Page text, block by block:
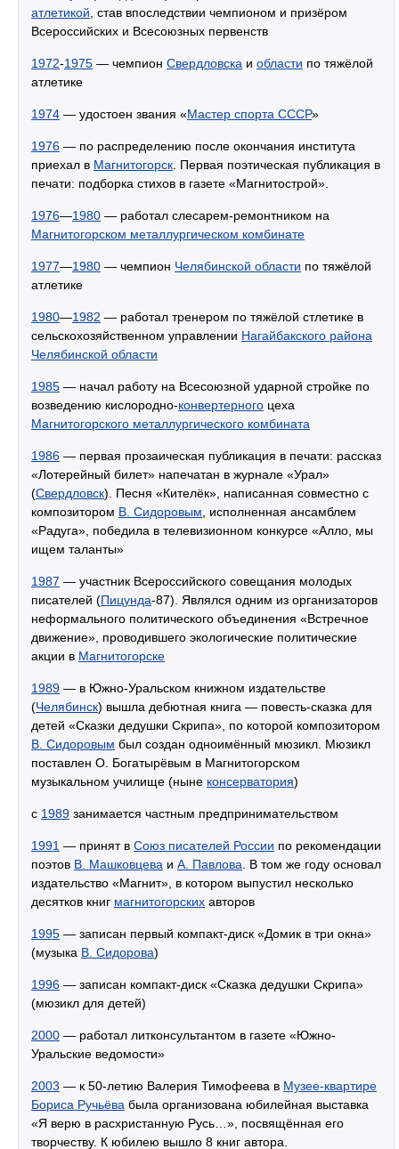
атлетикой , став впоследствии чемпионом и призёром
Всероссийских и Всесоюзных первенств
1972-1975 — чемпион Свердловска и области по тяжёлой
атлетике
1974 — удостоен звания «Мастер спорта СССР»
1976 — по распределению после окончания института
приехал в Магнитогорск . Первая поэтическая публикация в
печати: подборка стихов в газете «Магнитострой».
1976—1980 — работал слесарем-ремонтником на
Магнитогорском металлургическом комбинате
1977—1980 — чемпион Челябинской области по тяжёлой
атлетике
1980—1982 — работал тренером по тяжёлой стлетике в
сельскохозяйственном управлении Нагайбакского района
Челябинской области
1985 — начал работу на Всесоюзной ударной стройке по
возведению кислородно-конвертерного цеха
Магнитогорского металлургического комбината
1986 — первая прозаическая публикация в печати: рассказ
«Лотерейный билет» напечатан в журнале «Урал»
(Свердловск). Песня «Кителёк», написанная совместно с
композитором В. Сидоровым , исполненная ансамблем
«Радуга», победила в телевизионном конкурсе «Алло, мы
ищем таланты»
1987 — участник Всероссийского совещания молодых
писателей (Пицунда-87). Являлся одним из организаторов
неформального политического объединения «Встречное
движение», проводившего экологические политические
акции в Магнитогорске
1989 — в Южно-Уральском книжном издательстве
(Челябинск) вышла дебютная книга — повесть-сказка для
детей «Сказки дедушки Скрипа», по которой композитором
В. Сидоровым был создан одноимённый мюзикл. Мюзикл
поставлен О. Богатырёвым в Магнитогорском
музыкальном училище (ныне консерватория)
с 1989 занимается частным предпринимательством
1991 — принят в Союз писателей России по рекомендации
поэтов В. Машковцева и А. Павлова . В том же году основал
издательство «Магнит», в котором выпустил несколько
десятков книг магнитогорских авторов
1995 — записан первый компакт-диск «Домик в три окна»
(музыка В. Сидорова)
1996 — записан компакт-диск «Сказка дедушки Скрипа»
(мюзикл для детей)
2000 — работал литконсультантом в газете «Южно-
Уральские ведомости»
2003 — к 50-летию Валерия Тимофеева в Музее-квартире
Бориса Ручьёва была организована юбилейная выставка
«Я верю в расхристанную Русь…», посвящённая его
творчеству. К юбилею вышло 8 книг автора.